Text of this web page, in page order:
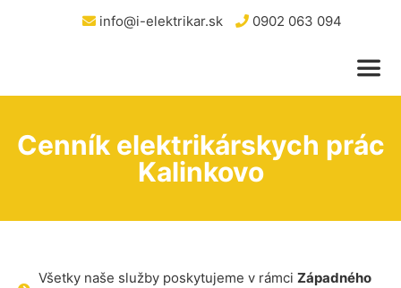
info@i-elektrikar.sk 0902 063 094
Cenník elektrikárskych prác
Kalinkovo
Všetky naše služby poskytujeme v rámci Západného